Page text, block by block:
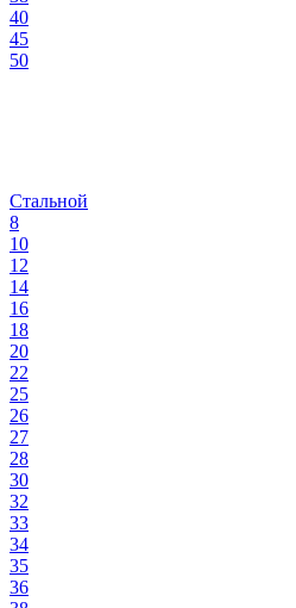
40
45
50
Стальной
8
10
12
14
16
18
20
22
25
26
27
28
30
32
33
34
35
36